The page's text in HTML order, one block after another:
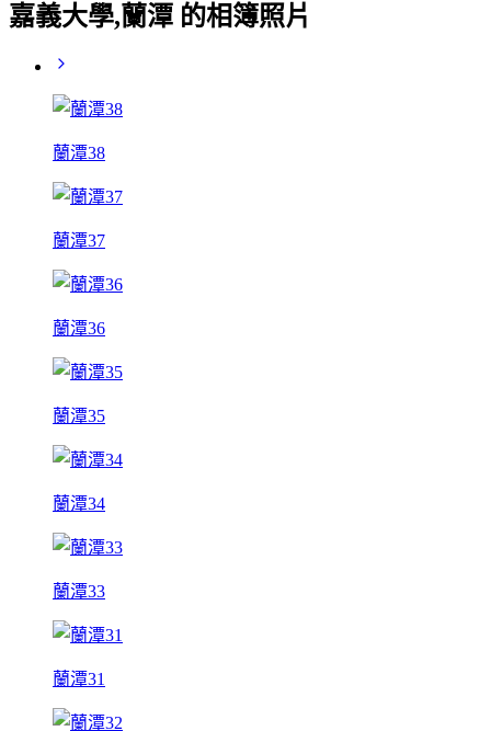
嘉義大學,蘭潭 的相簿照片
蘭潭38
蘭潭37
蘭潭36
蘭潭35
蘭潭34
蘭潭33
蘭潭31